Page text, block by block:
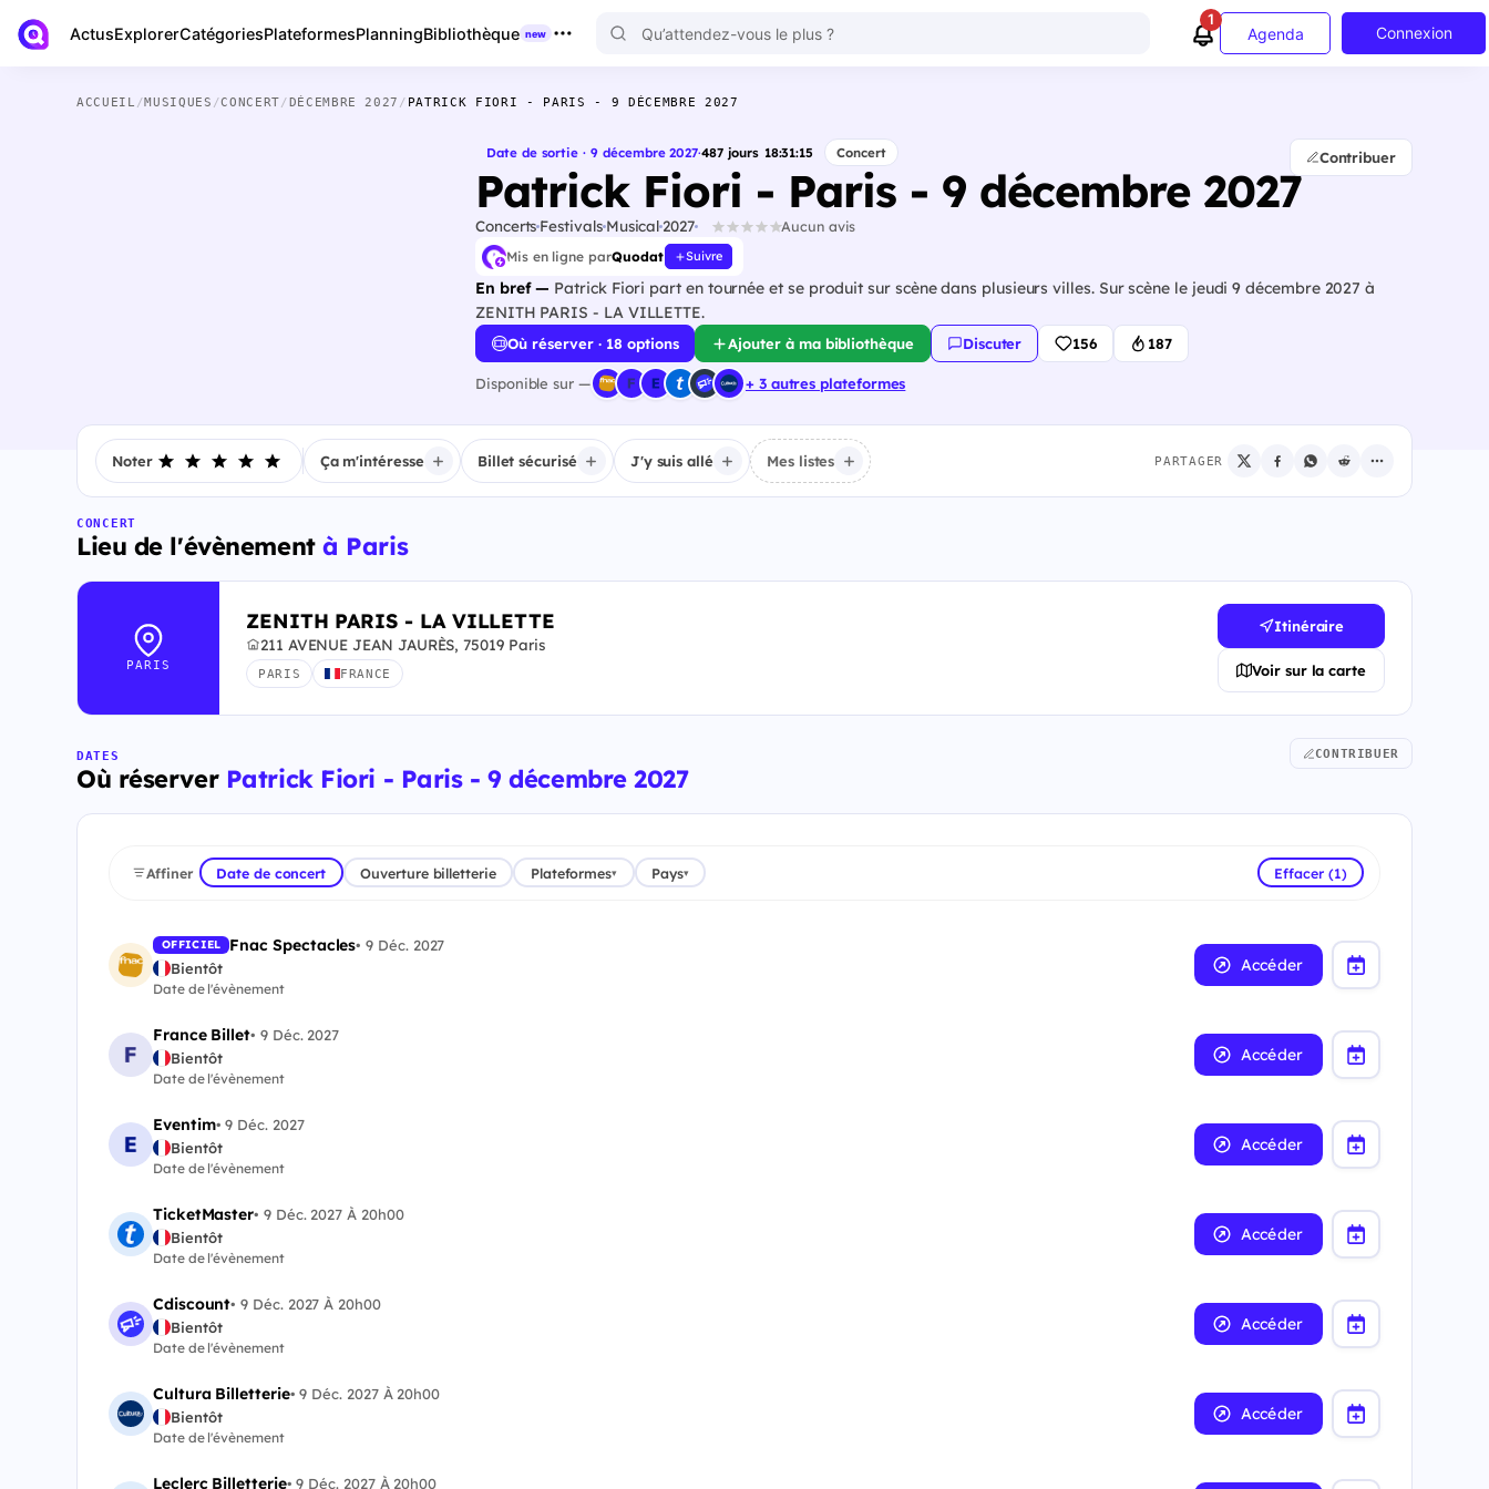
ActusExplorerCatégoriesPlateformesPlanningBibliothèque new
1
Agenda Connexion
ACCUEIL /MUSIQUES /CONCERT/DÉCEMBRE 2027 / PATRICK FIORI - PARIS - 9 DÉCEMBRE 2027
Date de sortie · 9 décembre 2027·487jours 18:31:14 Concert
Patrick Fiori - Paris - 9 décembre 2027
Concerts FestivalsMusical 2027 Aucun avis
Mis en ligne parQuodat Suivre
En bref — Patrick Fiori part en tournée et se produit sur scène dans plusieurs villes. Sur scène le jeudi 9 décembre 2027 à
ZENITH PARIS - LA VILLETTE.
Contribuer
Où réserver · 18 options Ajouter à ma bibliothèque Discuter 156 187
Disponible sur — + 3 autres plateformes
Noter Ça m'intéresse Billet sécurisé J'y suis allé Mes listes PARTAGER
CONCERT
Lieu de l'évènementà Paris
PARIS
ZENITH PARIS - LA VILLETTE
211 AVENUE JEAN JAURÈS, 75019 Paris
PARIS FRANCE
Itinéraire
Voir sur la carte
DATES
Où réserver Patrick Fiori - Paris - 9 décembre 2027
CONTRIBUER
Affiner Date de concert Ouverture billetterie Plateformes▾ Pays▾ Effacer (1)
OFFICIEL Fnac Spectacles•9 Déc. 2027
Bientôt
Date de l'évènement
Accéder
France Billet• 9 Déc. 2027
Bientôt
Date de l'évènement
Accéder
Eventim•9 Déc. 2027
Bientôt
Date de l'évènement
Accéder
TicketMaster• 9 Déc. 2027 À 20h00
Bientôt
Date de l'évènement
Accéder
Cdiscount•9 Déc. 2027 À 20h00
Bientôt
Date de l'évènement
Accéder
Cultura Billetterie•9 Déc. 2027 À 20h00
Bientôt
Date de l'évènement
Accéder
Leclerc Billetterie•9 Déc. 2027 À 20h00